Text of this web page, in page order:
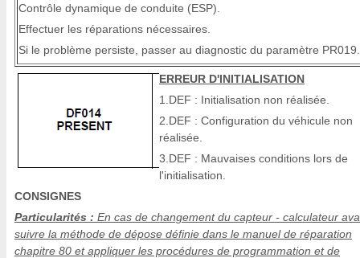
Contrôle dynamique de conduite (ESP).
Effectuer les réparations nécessaires.
Si le problème persiste, passer au diagnostic du paramètre PR019.
ERREUR D'INITIALISATION
1.DEF : Initialisation non réalisée.
2.DEF : Configuration du véhicule non
réalisée.
3.DEF : Mauvaises conditions lors de
l'initialisation.
CONSIGNES
Particularités : En cas de changement du capteur - calculateur
suivre la méthode de dépose définie dans le manuel de réparation
chapitre 80 et appliquer les procédures de programmation et de